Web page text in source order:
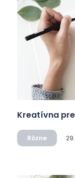
Kreatívna
Rôzne